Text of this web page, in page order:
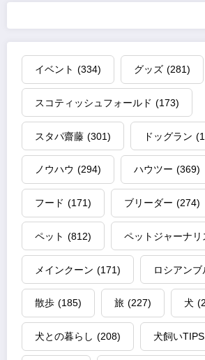
イベント (334) グッズ (281)
スコティッシュフォールド (173)
スタパ齋藤 (301) ドッグラン
ノウハウ (294) ハウツー (369)
フード (171) ブリーダー (274)
ペット (812) ペットジャーナリ
メインクーン (171) ロシアンブ
散歩 (185) 旅 (227) 犬
犬との暮らし (208) 犬飼いTIPS